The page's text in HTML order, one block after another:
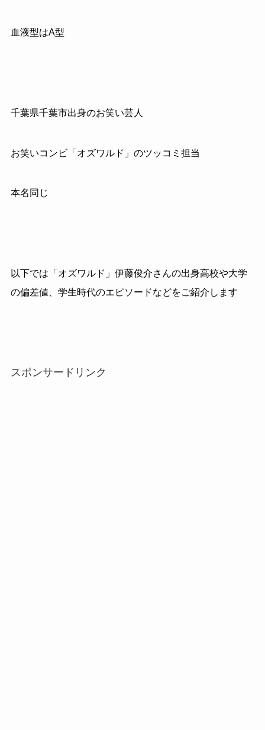
血液型はA型
千葉県千葉市出身のお笑い芸人
お笑いコンビ「オズワルド」のツッコミ担当
本名同じ
以下では「オズワルド」伊藤俊介さんの出身高校や大学
の偏差値、学生時代のエピソードなどをご紹介します
スポンサードリンク